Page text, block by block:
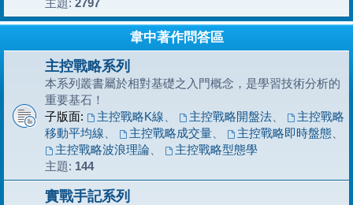
韋中著作問答區
主控戰略系列
本系列叢書屬於相對基礎之入門概念，是學習技術分析的
重要基石！
子版面:
主控戰略K線 主控戰略開盤法、
主控戰略
移動平均線
主控戰略成交量、 主控戰略即時盤態、
主控戰略波浪理論、
主控戰略型態學
主題: 144
實戰手記系列